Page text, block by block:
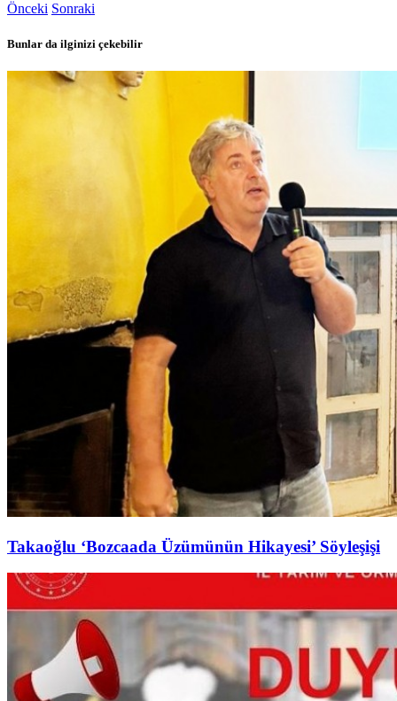
Önceki Sonraki
Bunlar da ilginizi çekebilir
Takaoğlu ‘Bozcaada Üzümünün Hikayesi’ Söyleşişi